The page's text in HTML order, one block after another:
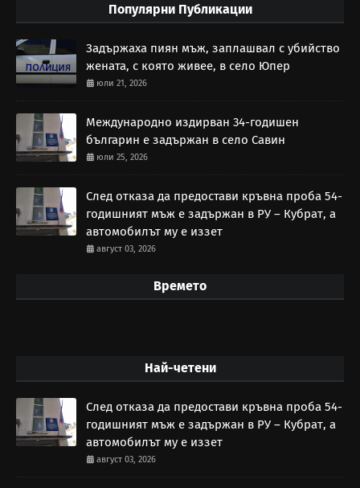
Популярни Публикации
Задържаха пиян мъж, заплашвал с убийство
жената, с която живее, в село Юпер
юли 21, 2026
Международно издирван 34-годишен
българин е задържан в село Савин
юли 25, 2026
След отказа да предостави кръвна проба 54-
годишният мъж е задържан в РУ – Кубрат, а
автомобилът му е иззет
август 03, 2026
Времето
Най-четени
След отказа да предостави кръвна проба 54-
годишният мъж е задържан в РУ – Кубрат, а
автомобилът му е иззет
август 03, 2026